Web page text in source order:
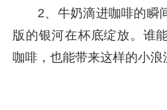
2、牛奶滴进咖啡的瞬
版的银河在杯底绽放。谁
咖啡，也能带来这样的小浪